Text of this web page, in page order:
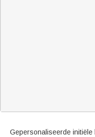
Gepersonaliseerde